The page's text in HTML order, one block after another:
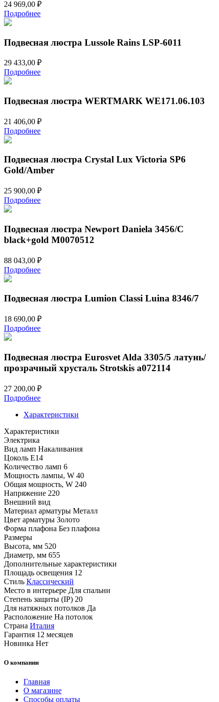
24 969,00 ₽
Подробнее
Подвесная люстра Lussole Rains LSP-6011
29 433,00 ₽
Подробнее
Подвесная люстра WERTMARK WE171.06.103
21 406,00 ₽
Подробнее
Подвесная люстра Crystal Lux Victoria SP6
Gold/Amber
25 900,00 ₽
Подробнее
Подвесная люстра Newport Daniela 3456/C
black+gold М0070512
88 043,00 ₽
Подробнее
Подвесная люстра Lumion Classi Luina 8346/7
18 690,00 ₽
Подробнее
Подвесная люстра Eurosvet Alda 3305/5 латунь/
прозрачный хрусталь Strotskis a072114
27 200,00 ₽
Подробнее
Характеристики
Характеристики
Электрика
Вид ламп Накаливания
Цоколь E14
Количество ламп 6
Мощность лампы, W 40
Общая мощность, W 240
Напряжение 220
Внешний вид
Материал арматуры Металл
Цвет арматуры Золото
Форма плафона Без плафона
Размеры
Высота, мм 520
Диаметр, мм 655
Дополнительные характеристики
Площадь освещения 12
Стиль Классический
Место в интерьере Для спальни
Степень защиты (IP) 20
Для натяжных потолков Да
Расположение На потолок
Страна Италия
Гарантия 12 месяцев
Новинка Нет
О компании
Главная
О магазине
Способы оплаты